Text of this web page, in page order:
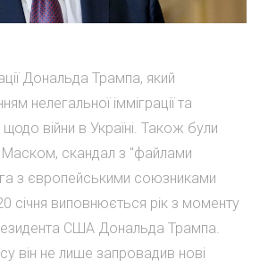
Дональда Трампа, який
нелегальної імміграції та
війни в Україні. Також були
Маском, скандал з "файлами
з європейськими союзниками
січня виповнюється рік з моменту
США Дональда Трампа.
він не лише запровадив нові